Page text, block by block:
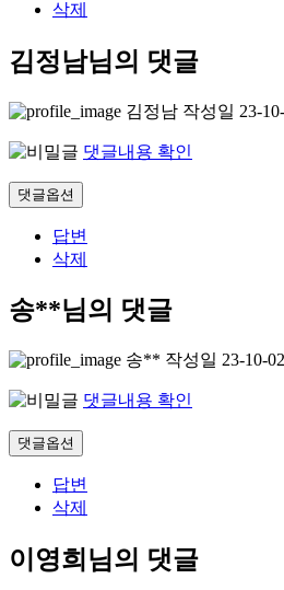
삭제
김정남님의 댓글
김정남 작성일 23-
댓글내용 확인
댓글옵션
답변
삭제
송**님의 댓글
송** 작성일 23-10-
댓글내용 확인
댓글옵션
답변
삭제
이영희님의 댓글